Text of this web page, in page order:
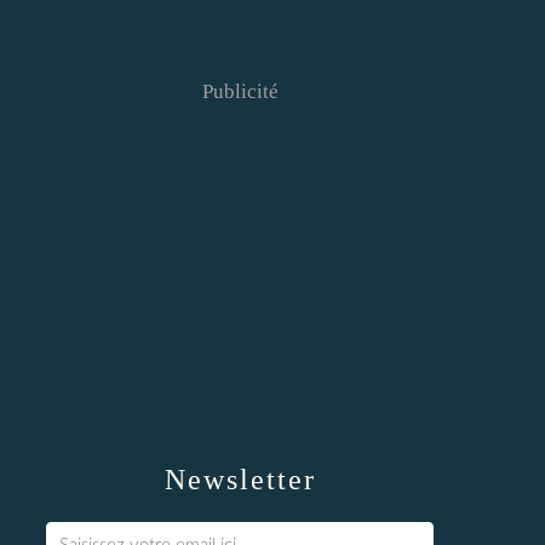
Newsletter
Publicité